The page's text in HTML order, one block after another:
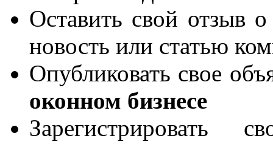
Оставить свой отзыв
новость или статью
Опубликовать свое
оконном бизнесе